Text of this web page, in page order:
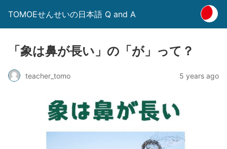
TOMOEせんせいの日本語 Q and A
「象は鼻が長い」の「が」って？
teacher_tomo 5 years ago